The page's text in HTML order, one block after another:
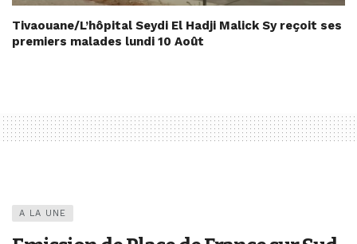
Tivaouane/L’hôpital Seydi El Hadji Malick Sy reçoit ses
premiers malades lundi 10 Août
A LA UNE